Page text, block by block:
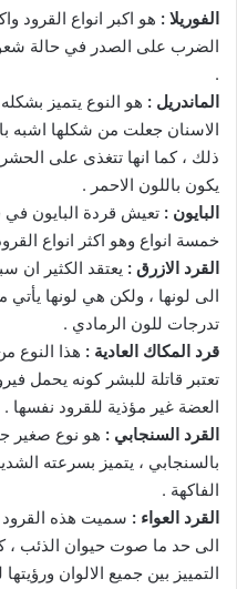
الفوريلا : هو اكبر انواع القرود
الضرب على الصدر في حالة
.
الماندريل : هو النوع يتميز
الاسنان جعلت من شكلها اشبه
ذلك ، كما انها تتغذى على
يكون باللون الاحمر .
البايون : تعيش قردة البايون في
خمسة انواع وهو اكثر انواع
القرد الازرق : يعتقد الكثير ان
الى لونها ، ولكن هي لونها
تدرجات للون الرمادي .
قرد المكاك العادية : هذا النوع
العضة غير مؤذية للقرود نفسها .
القرد السنجابي : هو نوع صغير
بالسنجابي ، يتميز بسرعته
الفاكهة .
القرد العواء : سميت هذه القرود
الى حد ما صوت حيوان الذئب ،
التمييز بين جميع الالوان